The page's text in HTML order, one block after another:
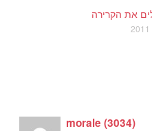
את הקרירה
morale(3034)